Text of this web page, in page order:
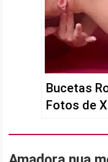
Bucetas
Fotos de